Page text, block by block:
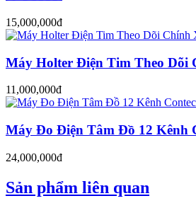
15,000,000đ
Máy Holter Điện Tim Theo Dõi
11,000,000đ
Máy Đo Điện Tâm Đồ 12 Kênh
24,000,000đ
Sản phẩm liên quan